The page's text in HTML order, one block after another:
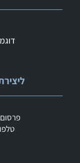
טלפון /